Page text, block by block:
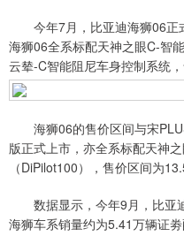
今年7月，比亚迪海狮06正
海狮06全系标配天神之眼C-智
云辇-C智能阻尼车身控制系统
海狮06的售价区间与宋
版正式上市，亦全系标配天神
（DiPilot100），售价区间为
数据显示，今年9月，比亚
海狮车系销量约为5.41万辆证